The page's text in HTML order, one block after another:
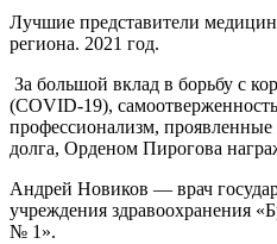
Лучшие представители
региона. 2021 год.
За большой вклад в борьбу с
(COVID-19),
профессионализм,
долга, Орденом Пирогова
Андрей Новиков — врач
учреждения здравоохранения
№ 1».